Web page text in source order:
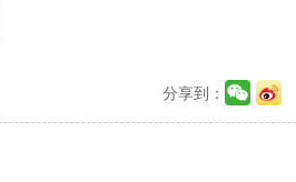
分享到：